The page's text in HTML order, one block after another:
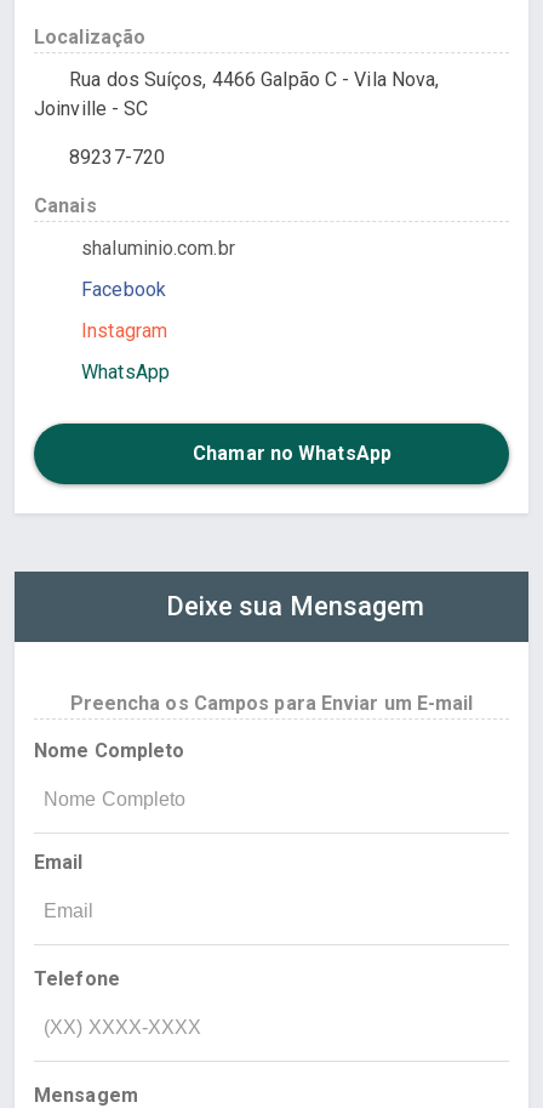
Localização
Rua dos Suíços, 4466 Galpão C - Vila Nova,
Joinville - SC
89237-720
Canais
shaluminio.com.br
Facebook
Instagram
WhatsApp
Chamar no WhatsApp
Deixe sua Mensagem
Preencha os Campos para Enviar um E-mail
Nome Completo
Email
Telefone
Mensagem